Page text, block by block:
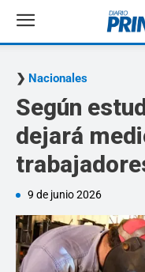
Nacionales
Según
dejará
9 de junio 2026